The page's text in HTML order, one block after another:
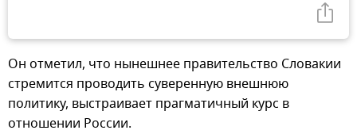
Он отметил, что нынешнее правительство Словакии
стремится проводить суверенную внешнюю
политику, выстраивает прагматичный курс в
отношении России.